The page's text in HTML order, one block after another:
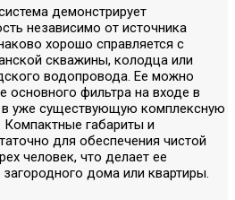
демонстрирует
независимо от источника
хорошо справляется с
скважины, колодца или
водопровода. Ее можно
основного фильтра на входе в
в уже существующую комплексную
Компактные габариты и
для обеспечения чистой
человек, что делает ее
дома или квартиры.